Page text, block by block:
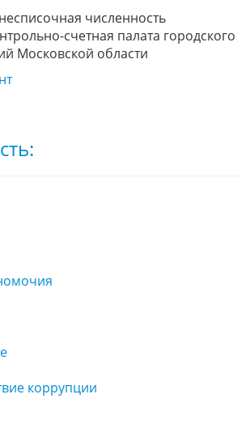
численность
счетная палата городского
Московской области
коррупции